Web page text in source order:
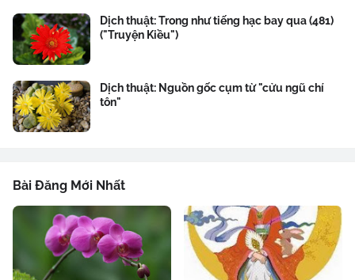
Dịch thuật: Trong như tiếng hạc bay qua (481)
("Truyện Kiều")
Dịch thuật: Nguồn gốc cụm từ "cửu ngũ chí
tôn"
Bài Đăng Mới Nhất